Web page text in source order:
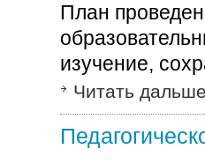
План
изучение,
Читать